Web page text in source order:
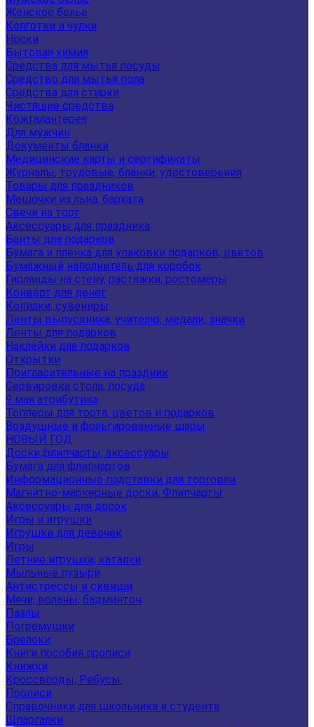
Женское белье
Колготки и чулки
Носки
Бытовая химия
Средства для мытья посуды
Средство для мытья пола
Средства для стирки
Чистящие средства
Кожгалантерея
Для мужчин
Документы бланки
Медицинские карты и сертификаты
Журналы, трудовые, бланки, удостоверения
Товары для праздников
Мешочки из льна, бархата
Свечи на торт
Аксессуары для праздника
Банты для подарков
Бумага и пленка для упаковки подарков, цветов
Бумажный наполнитель для коробок
Гирлянды на стену, растяжки, ростомеры
Конверт для денег
Копилки, сувениры
Ленты выпускника, учителю, медали, значки
Ленты для подарков
Наклейки для подарков
Открытки
Пригласительные на праздник
Сервировка стола, посуда
9 мая атрибутика
Топперы для торта, цветов и подарков
Воздушные и фольгированные шары
НОВЫЙ ГОД
Доски,флипчарты, аксессуары
Бумага для флипчартов
Информационные подставки для торговли
Магнитно-маркерные доски, Флипчарты
Аксессуары для досок
Игры и игрушки
Игрушки для девочек
Игры
Летние игрушки, каталки
Мыльные пузыри
Антистрессы и сквиши
Мячи, воланы, бадминтон
Пазлы
Погремушки
Брелоки
Книги пособия прописи
Книжки
Кроссворды, Ребусы.
Прописи
Справочники для школьника и студента
Шпаргалки